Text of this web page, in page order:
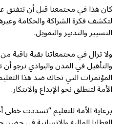
كان هذا في مجتمعنا قبل أن تتفتق
لتكشف فكرة الشراكة والحكامة
التسيير والتدبير والتمويل.
ولا تزال في مجتمعاتنا بقية باقية
والتأهيل في المدن والبوادي نرجو
المؤتمرات التي تحاك ضد هذا
الأمة لتنطلق نحو الإبداع والابتكار.
برعاية الأمة للتعليم “تسددت خطى